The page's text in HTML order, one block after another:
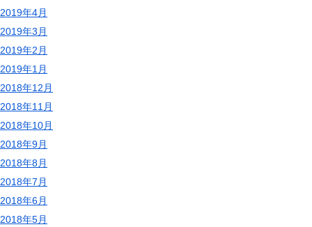
2019年4月
2019年3月
2019年2月
2019年1月
2018年12月
2018年11月
2018年10月
2018年9月
2018年8月
2018年7月
2018年6月
2018年5月